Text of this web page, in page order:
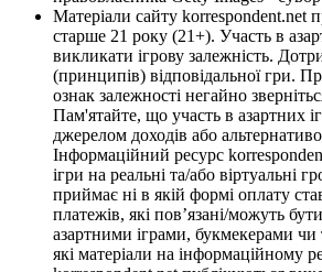
Матеріали сайту korrespondent.net
старше 21 року (21+). Участь в
викликати ігрову залежність.
(принципів) відповідальної гри.
ознак залежності негайно
Пам'ятайте, що участь в азартних
джерелом доходів або
Інформаційний ресурс
ігри на реальні та/або віртуальні
приймає ні в якій формі оплату
платежів, які пов’язані/можуть
азартними іграми, букмекерами чи
які матеріали на інформаційному